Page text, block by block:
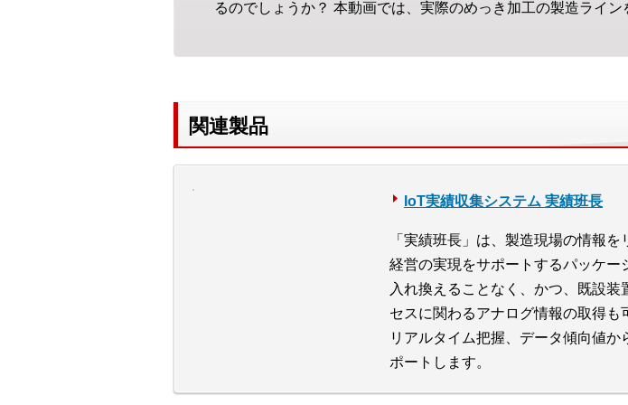
るのでしょうか？ 本動画では、実際のめっき加工の製造ライ
関連製品
IoT実績収集システム 実績班長
「実績班長」は、製造現場の情報
経営の実現をサポートするパッケー
入れ換えることなく、かつ、既設
セスに関わるアナログ情報の取得
リアルタイム把握、データ傾向値
ポートします。